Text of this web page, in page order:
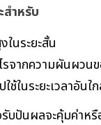
ำหรับ
นระยะสั้น
จากความผันผวน
ในระยะเวลาอันใ
ปันผลจะคุ้มค่าหรื